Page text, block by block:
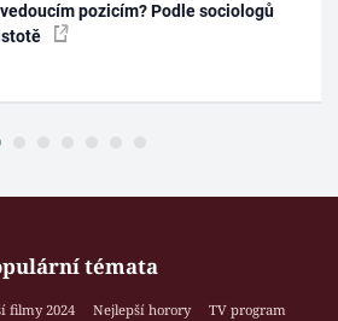
pozicím? Podle sociologů
témata
filmy 2024 Nejlepší horory
TV program